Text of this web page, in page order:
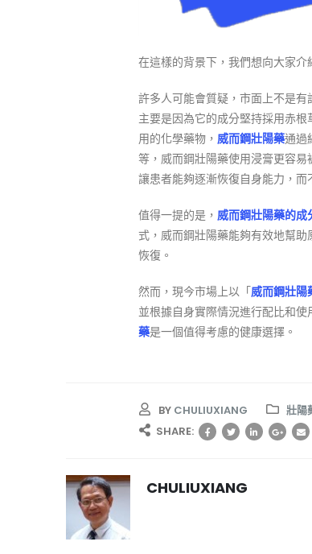
在這樣的背景下，我們想向大家
許多人可能會質疑，市面上不是
主要是因為它的成分堅持採用赤
用的化學藥物， 威而鋼壯陽藥通過
等，威而鋼壯陽藥使用浸膏更容
讓患者能夠逐漸恢復自身能力，而
值得一提的是， 威而鋼壯陽藥的成
式，威而鋼壯陽藥能夠有效地幫
恢復。
然而，現今市場上以「威而鋼壯陽
並根據自身實際情況進行配比和
藥是一個值得考慮的健康選擇。
BY CHULIUXIANG 壯陽
SHARE:
CHULIUXIANG